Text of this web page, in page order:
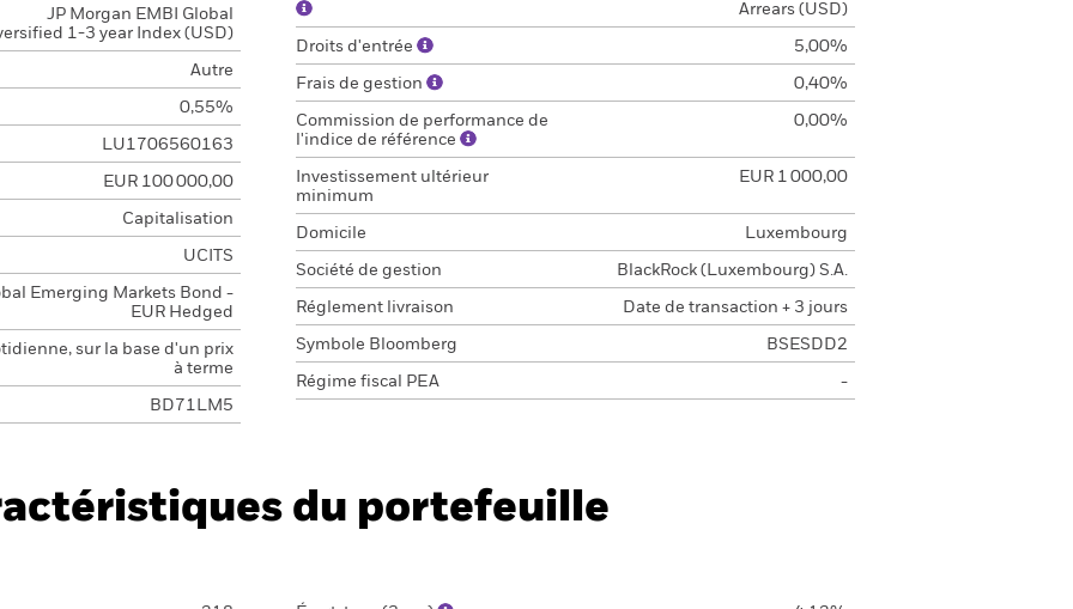
JP Morgan EMBI Global
1-3 year Index (USD)
Autre
0,55%
LU1706560163
EUR 100 000,00
Capitalisation
UCITS
Emerging Markets Bond -
EUR Hedged
sur la base d'un prix
à terme
BD71LM5
Arrears (USD)
Droits d'entrée 5,00%
Frais de gestion 0,40%
Commission de performance de
l'indice de référence
0,00%
Investissement ultérieur
minimum
EUR 1 000,00
Domicile Luxembourg
Société de gestion BlackRock (Luxembourg) S.A.
Réglement livraison Date de transaction + 3 jours
Symbole Bloomberg BSESDD2
Régime fiscal PEA -
du portefeuille